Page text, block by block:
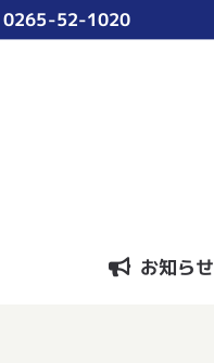
0265-52-1020
お知らせ